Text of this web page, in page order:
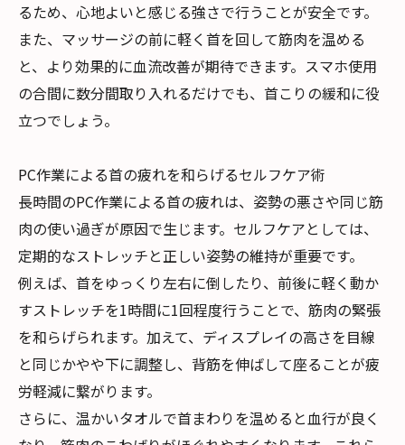
るため、心地よいと感じる強さで行うことが安全です。
また、マッサージの前に軽く首を回して筋肉を温める
と、より効果的に血流改善が期待できます。スマホ使用
の合間に数分間取り入れるだけでも、首こりの緩和に役
立つでしょう。
PC作業による首の疲れを和らげるセルフケア術
長時間のPC作業による首の疲れは、姿勢の悪さや同じ筋
肉の使い過ぎが原因で生じます。セルフケアとしては、
定期的なストレッチと正しい姿勢の維持が重要です。
例えば、首をゆっくり左右に倒したり、前後に軽く動か
すストレッチを1時間に1回程度行うことで、筋肉の緊張
を和らげられます。加えて、ディスプレイの高さを目線
と同じかやや下に調整し、背筋を伸ばして座ることが疲
労軽減に繋がります。
さらに、温かいタオルで首まわりを温めると血行が良く